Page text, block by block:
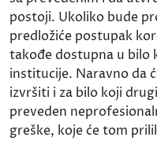
postoji. Ukoliko bude
predložiće postupak
takođe dostupna u bilo
institucije. Naravno da
izvršiti i za bilo koji
preveden
greške, koje će tom